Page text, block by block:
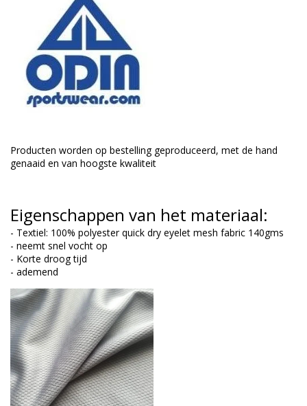
Producten worden op bestelling geproduceerd, met de hand
genaaid en van hoogste kwaliteit
Eigenschappen van het materiaal:
- Textiel: 100% polyester quick dry eyelet mesh fabric 140gms
- neemt snel vocht op
- Korte droog tijd
- ademend